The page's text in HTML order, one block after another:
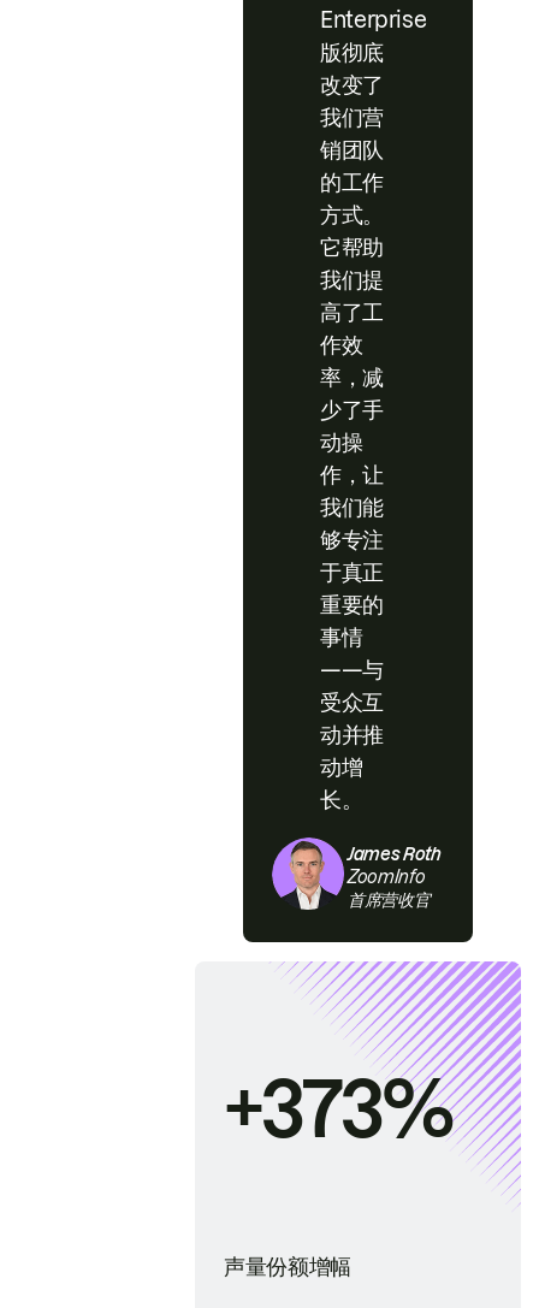
Enterprise
版彻底
改变了
我们营
销团队
的工作
方式。
它帮助
我们提
高了工
作效
率，减
少了手
动操
作，让
我们能
够专注
于真正
重要的
事情
——与
受众互
动并推
动增
长。
James Roth
ZoomInfo
首席营收官
+373%
声量份额增幅